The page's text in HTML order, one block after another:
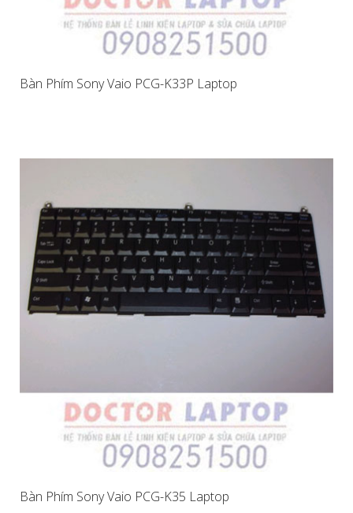
Bàn Phím Sony Vaio PCG-K33P Laptop
Bàn Phím Sony Vaio PCG-K35 Laptop